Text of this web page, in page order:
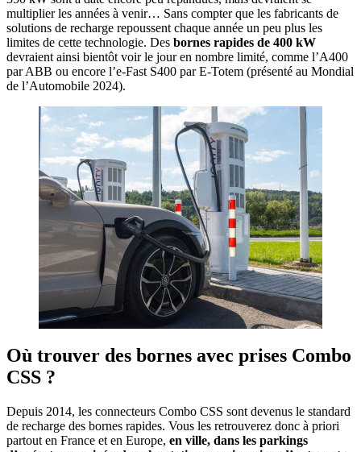
multiplier les années à venir… Sans compter que les fabricants de
solutions de recharge repoussent chaque année un peu plus les
limites de cette technologie. Des bornes rapides de 400 kW
devraient ainsi bientôt voir le jour en nombre limité, comme l’A400
par ABB ou encore l’e-Fast S400 par E-Totem (présenté au Mondial
de l’Automobile 2024).
Où trouver des bornes avec prises Combo
CSS ?
Depuis 2014, les connecteurs Combo CSS sont devenus le standard
de recharge des bornes rapides. Vous les retrouverez donc à priori
partout en France et en Europe, en ville, dans les parkings